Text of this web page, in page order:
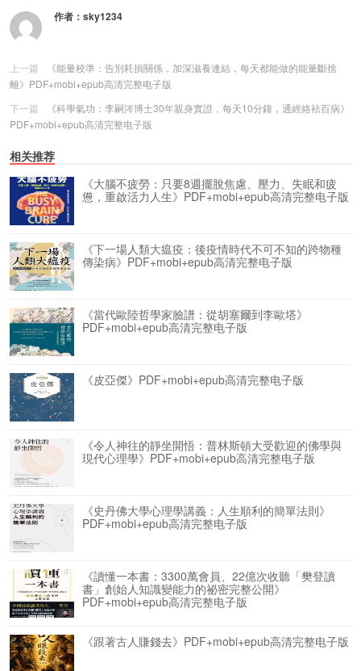
作者： sky1234
上一篇
《能量校準：告別耗損關係，加深滋養連結，每天都能做的能量斷捨
離》PDF+mobi+epub高清完整电子版
下一篇
《科學氣功：李嗣涔博士30年親身實證，每天10分鐘，通經絡袪百病》
PDF+mobi+epub高清完整电子版
相关推荐
《大腦不疲勞：只要8週擺脫焦慮、壓力、失眠和疲
憊，重啟活力人生》PDF+mobi+epub高清完整电子版
《下一場人類大瘟疫：後疫情時代不可不知的跨物種
傳染病》PDF+mobi+epub高清完整电子版
《當代歐陸哲學家臉譜：從胡塞爾到李歐塔》
PDF+mobi+epub高清完整电子版
《皮亞傑》PDF+mobi+epub高清完整电子版
《令人神往的靜坐開悟：普林斯頓大受歡迎的佛學與
現代心理學》PDF+mobi+epub高清完整电子版
《史丹佛大學心理學講義：人生順利的簡單法則》
PDF+mobi+epub高清完整电子版
《讀懂一本書：3300萬會員、22億次收聽「樊登讀
書」創始人知識變能力的祕密完整公開》
PDF+mobi+epub高清完整电子版
《跟著古人賺錢去》PDF+mobi+epub高清完整电子版